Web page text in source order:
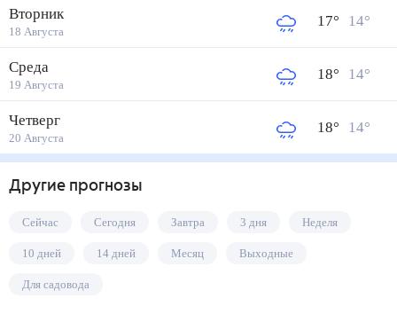
Вторник
18 Августа
17° 14°
Среда
19 Августа
18° 14°
Четверг
20 Августа
18° 14°
Другие прогнозы
Сейчас Сегодня Завтра 3 дня Неделя
10 дней 14 дней Месяц Выходные
Для садовода